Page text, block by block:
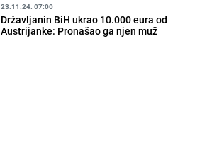
23.11.24. 07:00
Državljanin BiH ukrao 10.000 eura od
Austrijanke: Pronašao ga njen muž